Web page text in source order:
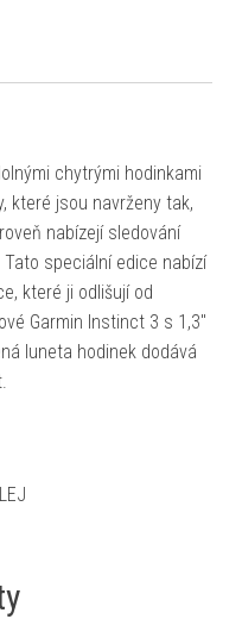
chytrými hodinkami
které jsou navrženy tak,
nabízejí sledování
speciální edice nabízí
které ji odlišují od
Garmin Instinct 3 s 1,3"
luneta hodinek dodává